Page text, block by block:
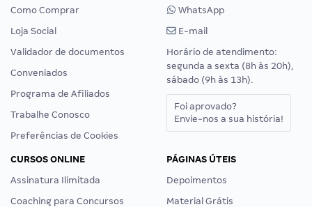
Como Comprar
Loja Social
Validador de documentos
Conveniados
Programa de Afiliados
Trabalhe Conosco
Preferências de Cookies
WhatsApp
E-mail
Horário de atendimento:
segunda a sexta (8h às 20h),
sábado (9h às 13h).
Foi aprovado?
Envie-nos a sua história!
CURSOS ONLINE
Assinatura Ilimitada
Coaching para Concursos
PÁGINAS ÚTEIS
Depoimentos
Material Grátis